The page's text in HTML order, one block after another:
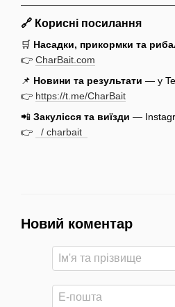
🔗 Корисні посилання
🛒 Насадки, прикормки та
👉 CharBait.com
📌 Новини та результати — у
👉 https://t.me/CharBait
📲 Закулісся та виїзди —
👉
/ charbait
Новий коментар